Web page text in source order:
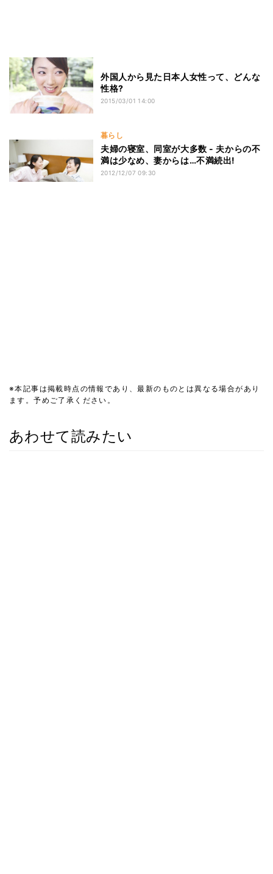
外国人から見た日本人女性って、どんな
性格?
2015/03/01 14:00
暮らし
夫婦の寝室、同室が大多数 - 夫からの不
満は少なめ、妻からは…不満続出!
2012/12/07 09:30
※本記事は掲載時点の情報であり、最新のものとは異なる場合があり
ます。予めご了承ください。
あわせて読みたい